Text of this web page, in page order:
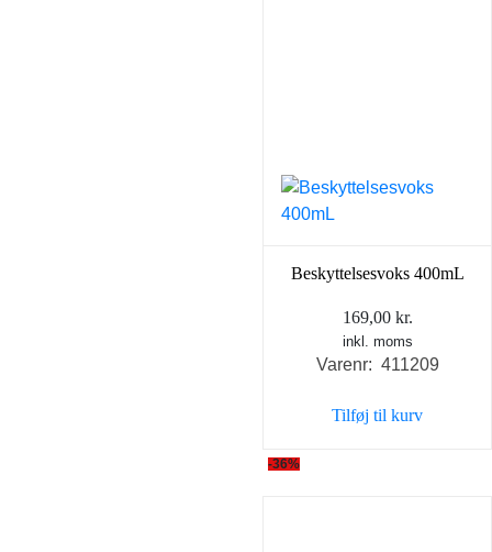
Beskyttelsesvoks 400mL
169,00 kr.
inkl. moms
Varenr: 411209
Tilføj til kurv
-36%